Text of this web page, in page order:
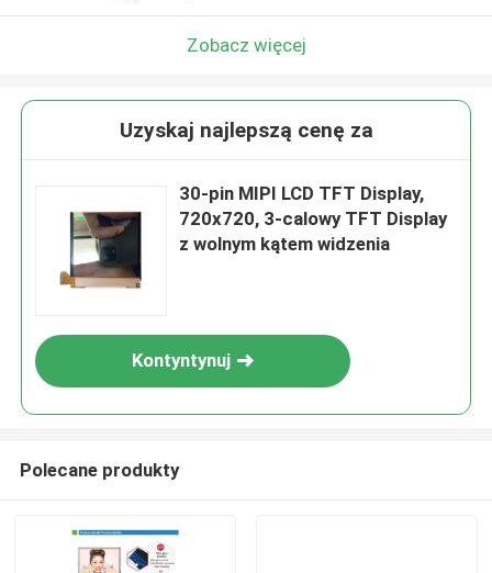
Zobacz więcej
Uzyskaj najlepszą cenę za
30-pin MIPI LCD TFT Display,
720x720, 3-calowy TFT Display
z wolnym kątem widzenia
Kontyntynuj
Polecane produkty